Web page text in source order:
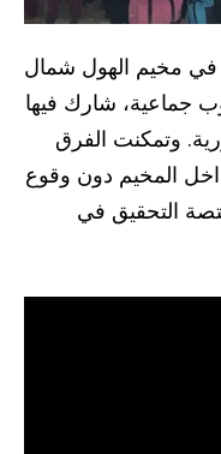
مخيم الهول شمال
جماعية، شارك فيها
وتمكنت الفرق
المخيم دون وقوع
التحقيق في